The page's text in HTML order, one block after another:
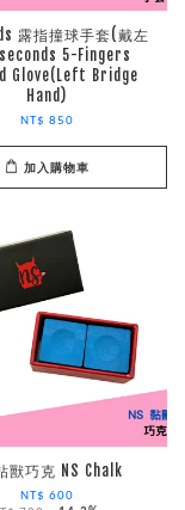
露指撞球手套(戴左
5-Fingers
Glove(Left Bridge
Hand)
NT$ 850
加入購物車
獸巧克 NS Chalk
NT$ 600